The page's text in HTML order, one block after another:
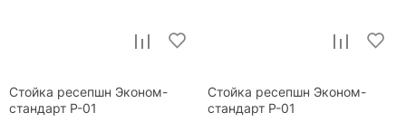
Стойка ресепшн Эконом-
стандарт Р-01
Стойка ресепшн Эконом-
стандарт Р-01